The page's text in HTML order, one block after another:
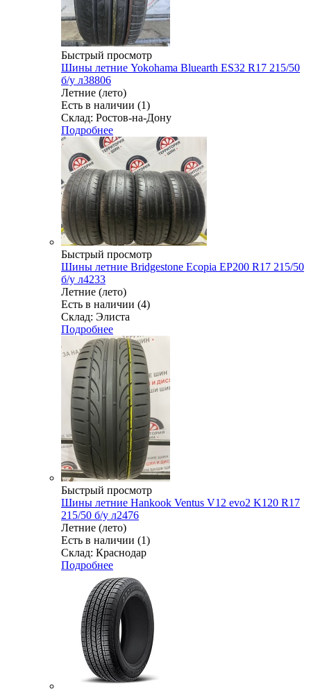
Быстрый просмотр
Шины летние Yokohama Bluearth ES32 R17 215/50
б/у л38806
Летние (лето)
Есть в наличии (1)
Склад: Ростов-на-Дону
Подробнее
Быстрый просмотр
Шины летние Bridgestone Ecopia EP200 R17 215/50
б/у л4233
Летние (лето)
Есть в наличии (4)
Склад: Элиста
Подробнее
Быстрый просмотр
Шины летние Hankook Ventus V12 evo2 K120 R17
215/50 б/у л2476
Летние (лето)
Есть в наличии (1)
Склад: Краснодар
Подробнее